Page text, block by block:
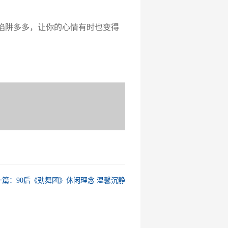
多多，让你的心情有时也变得
篇：90后《劲舞团》休闲理念 温馨沉静